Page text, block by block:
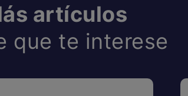
artículos
que te interese